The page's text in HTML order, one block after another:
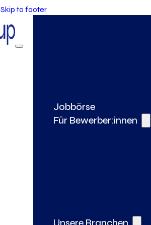
Skip to footer
Jobbörse
Für Bewerber:innen